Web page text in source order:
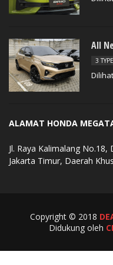
All
3 TYPE
ALAMAT HONDA
Jl. Raya Kalimalang
Jakarta Timur, Daerah
Copyright © 2018
Didukung oleh